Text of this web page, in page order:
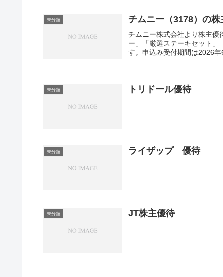
未分類 チムニー（3178）の
チムニー株式会社より株主優
ー」「厳選ステーキセット」
す。申込み受付期間は2026
未分類 トリドール優待
未分類 ライザップ 優待
未分類 JT株主優待